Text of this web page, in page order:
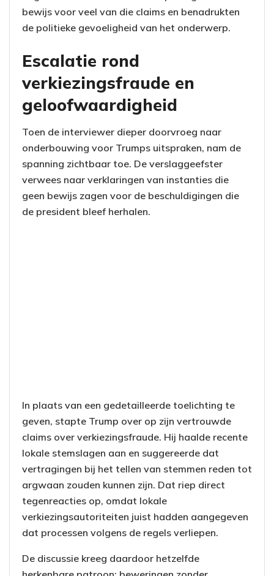
bewijs voor veel van die claims en benadrukten
de politieke gevoeligheid van het onderwerp.
Escalatie rond
verkiezingsfraude en
geloofwaardigheid
Toen de interviewer dieper doorvroeg naar
onderbouwing voor Trumps uitspraken, nam de
spanning zichtbaar toe. De verslaggeefster
verwees naar verklaringen van instanties die
geen bewijs zagen voor de beschuldigingen die
de president bleef herhalen.
In plaats van een gedetailleerde toelichting te
geven, stapte Trump over op zijn vertrouwde
claims over verkiezingsfraude. Hij haalde recente
lokale stemslagen aan en suggereerde dat
vertragingen bij het tellen van stemmen reden tot
argwaan zouden kunnen zijn. Dat riep direct
tegenreacties op, omdat lokale
verkiezingsautoriteiten juist hadden aangegeven
dat processen volgens de regels verliepen.
De discussie kreeg daardoor hetzelfde